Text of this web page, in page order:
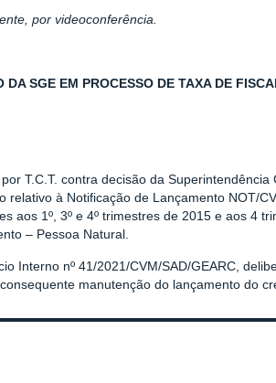
por videoconferência.
DA SGE EM PROCESSO DE TAXA DE
T.C.T. contra decisão da
relativo à Notificação de Lançamento NOT/
aos 1º, 3º e 4º trimestres de 2015 e aos 4
– Pessoa Natural.
Interno nº 41/2021/CVM/SAD/GEARC,
manutenção do lançamento do